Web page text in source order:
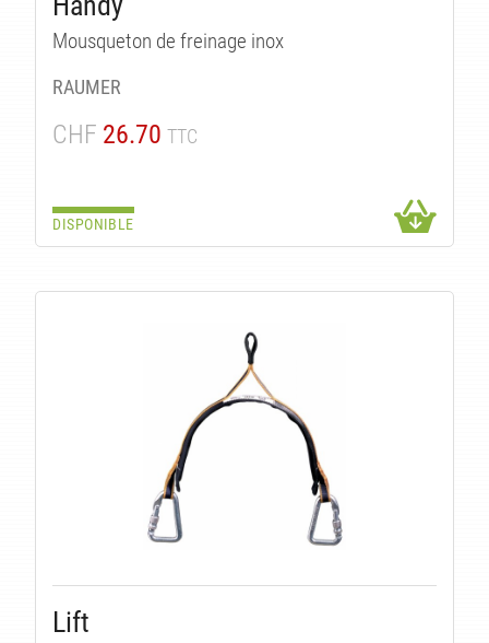
Mousqueton de freinage inox
RAUMER
CHF 26.70 TTC
DISPONIBLE
Lift